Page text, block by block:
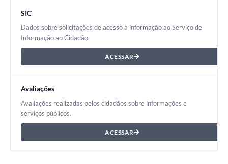
SIC
Dados sobre solicitações de acesso à informação ao Serviço de
Informação ao Cidadão.
ACESSAR
Avaliações
Avaliações realizadas pelos cidadãos sobre informações e
serviços públicos.
ACESSAR